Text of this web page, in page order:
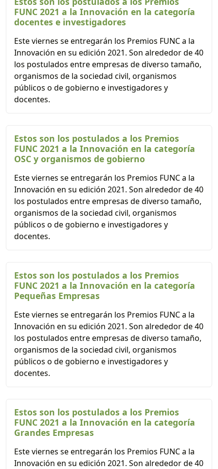
FUNC 2021 a la Innovación en la categoría
docentes e investigadores
Este viernes se entregarán los Premios FUNC a la
Innovación en su edición 2021. Son alrededor de 40
los postulados entre empresas de diverso tamaño,
organismos de la sociedad civil, organismos
públicos o de gobierno e investigadores y
docentes.
Estos son los postulados a los Premios
FUNC 2021 a la Innovación en la categoría
OSC y organismos de gobierno
Este viernes se entregarán los Premios FUNC a la
Innovación en su edición 2021. Son alrededor de 40
los postulados entre empresas de diverso tamaño,
organismos de la sociedad civil, organismos
públicos o de gobierno e investigadores y
docentes.
Estos son los postulados a los Premios
FUNC 2021 a la Innovación en la categoría
Pequeñas Empresas
Este viernes se entregarán los Premios FUNC a la
Innovación en su edición 2021. Son alrededor de 40
los postulados entre empresas de diverso tamaño,
organismos de la sociedad civil, organismos
públicos o de gobierno e investigadores y
docentes.
Estos son los postulados a los Premios
FUNC 2021 a la Innovación en la categoría
Grandes Empresas
Este viernes se entregarán los Premios FUNC a la
Innovación en su edición 2021. Son alrededor de 40